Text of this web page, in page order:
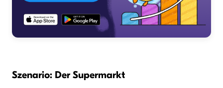
Szenario: Der Supermarkt